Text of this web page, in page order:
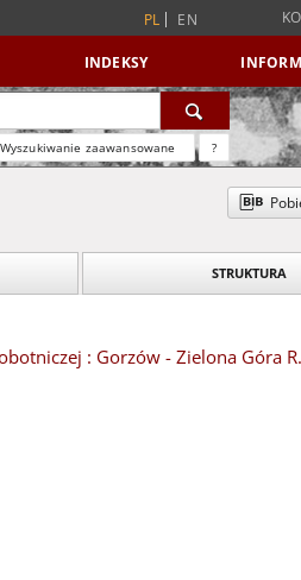
PL EN
INDEKSY
Wyszukiwanie zaawansowane ?
STRUKTURA
: Gorzów - Zielona Góra